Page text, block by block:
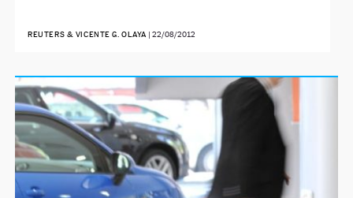
REUTERS & VICENTE G. OLAYA 22/08/2012